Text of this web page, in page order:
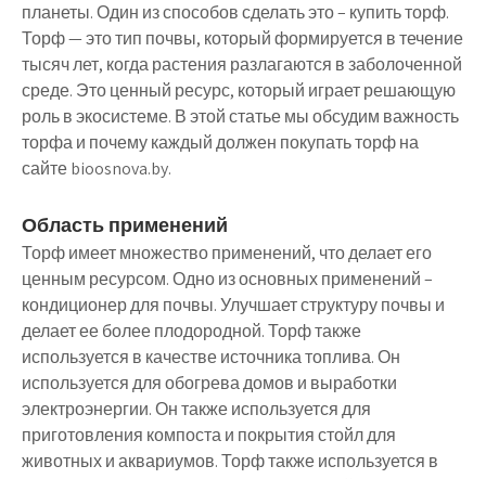
планеты. Один из способов сделать это – купить торф.
Торф — это тип почвы, который формируется в течение
тысяч лет, когда растения разлагаются в заболоченной
среде. Это ценный ресурс, который играет решающую
роль в экосистеме. В этой статье мы обсудим важность
торфа и почему каждый должен покупать торф на
сайте bioosnova.by.
Область применений
Торф имеет множество применений, что делает его
ценным ресурсом. Одно из основных применений –
кондиционер для почвы. Улучшает структуру почвы и
делает ее более плодородной. Торф также
используется в качестве источника топлива. Он
используется для обогрева домов и выработки
электроэнергии. Он также используется для
приготовления компоста и покрытия стойл для
животных и аквариумов. Торф также используется в